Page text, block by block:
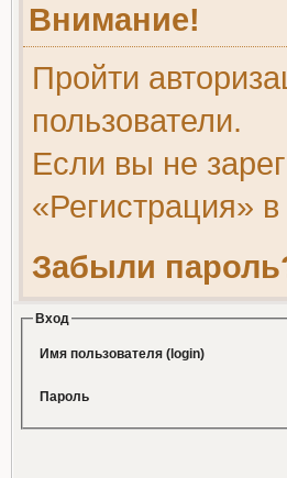
Внимание!
Пройти
пользователи.
Если вы не
«Регистрация»
Забыли
Вход
Имя пользователя (login)
Пароль